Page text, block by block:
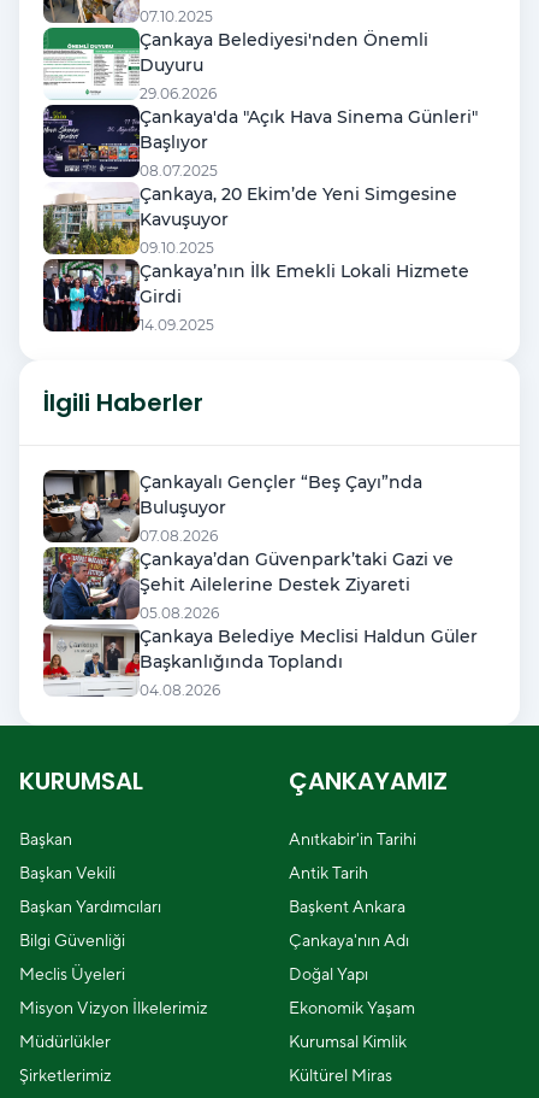
07.10.2025
Çankaya Belediyesi'nden Önemli
Duyuru
29.06.2026
Çankaya'da "Açık Hava Sinema Günleri"
Başlıyor
08.07.2025
Çankaya, 20 Ekim’de Yeni Simgesine
Kavuşuyor
09.10.2025
Çankaya’nın İlk Emekli Lokali Hizmete
Girdi
14.09.2025
İlgili Haberler
Çankayalı Gençler “Beş Çayı”nda
Buluşuyor
07.08.2026
Çankaya’dan Güvenpark’taki Gazi ve
Şehit Ailelerine Destek Ziyareti
05.08.2026
Çankaya Belediye Meclisi Haldun Güler
Başkanlığında Toplandı
04.08.2026
KURUMSAL
Başkan
Başkan Vekili
Başkan Yardımcıları
Bilgi Güvenliği
Meclis Üyeleri
Misyon Vizyon İlkelerimiz
Müdürlükler
Şirketlerimiz
ÇANKAYAMIZ
Anıtkabir'in Tarihi
Antik Tarih
Başkent Ankara
Çankaya'nın Adı
Doğal Yapı
Ekonomik Yaşam
Kurumsal Kimlik
Kültürel Miras